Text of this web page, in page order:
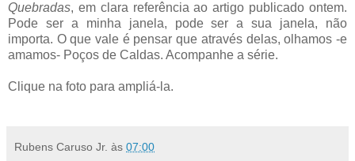
Quebradas, em clara referência ao artigo publicado ontem.
Pode ser a minha janela, pode ser a sua janela, não
importa. O que vale é pensar que através delas, olhamos -e
amamos- Poços de Caldas. Acompanhe a série.
Clique na foto para ampliá-la.
Rubens Caruso Jr. às 07:00